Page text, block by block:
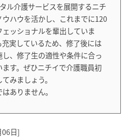
ル介護サービスを展開するニチ
ハウを活かし、これまでに120
ッショナルを輩出していま
実しているため、修了後には
、修了生の適性や条件に合っ
す。ぜひニチイで介護職員初
みましょう。
ありません。
06日]